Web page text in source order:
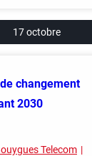
17 octobre
changement
2030
Telecom